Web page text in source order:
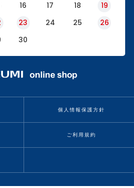
16 17 18
19
23 24 25
26
30
個人情報保護方針
ご利用規約